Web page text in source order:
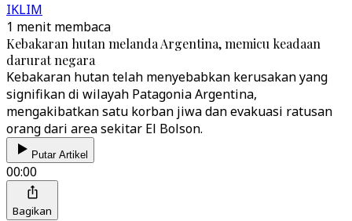
IKLIM
1 menit membaca
Kebakaran hutan melanda Argentina, memicu keadaan
darurat negara
Kebakaran hutan telah menyebabkan kerusakan yang
signifikan di wilayah Patagonia Argentina,
mengakibatkan satu korban jiwa dan evakuasi ratusan
orang dari area sekitar El Bolson.
Putar Artikel
00:00
Bagikan